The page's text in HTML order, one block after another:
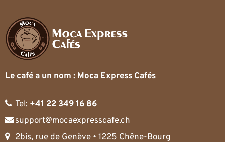
Le café a un nom : Moca Express Cafés
Tel: +41 22 349 16 86
support@mocaexpresscafe.ch
2bis, rue de Genève • 1225 Chêne-Bourg